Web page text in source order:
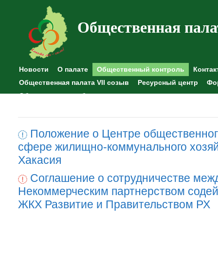
Общественная
Новости О палате Общественный контроль
Общественная палата VII созыв
Ресурсный центр
Общественные наблюдения
Положение о Центре
сфере жилищно-коммунального
Хакасия
Соглашение о сотрудничестве
Некоммерческим партнерством
ЖКХ Развитие и Правительством РХ